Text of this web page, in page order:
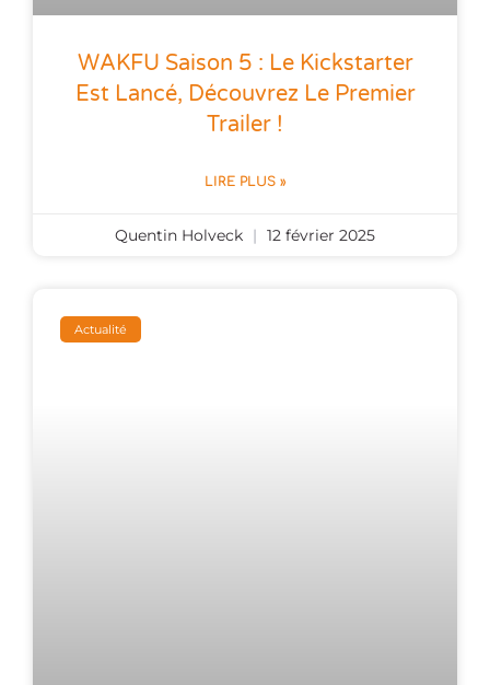
WAKFU Saison 5 : Le Kickstarter
Est Lancé, Découvrez Le Premier
Trailer !
LIRE PLUS »
Quentin Holveck 12 février 2025
Actualité